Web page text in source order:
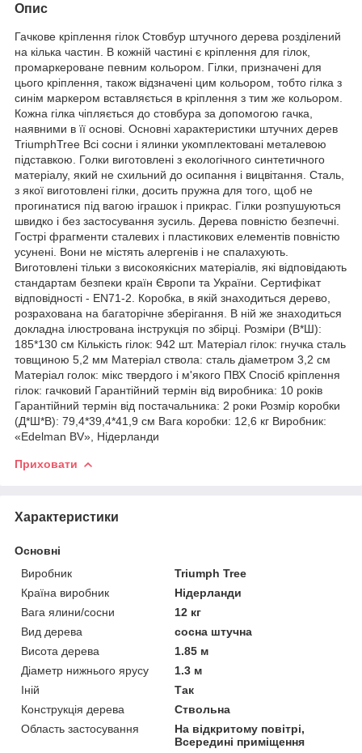
Опис
Гачкове кріплення гілок Стовбур штучного дерева розділений
на кілька частин. В кожній частині є кріплення для гілок,
промаркероване певним кольором. Гілки, призначені для
цього кріплення, також відзначені цим кольором, тобто гілка з
синім маркером вставляється в кріплення з тим же кольором.
Кожна гілка чіпляється до стовбура за допомогою гачка,
наявними в її основі. Основні характеристики штучних дерев
TriumphTree Всі сосни і ялинки укомплектовані металевою
підставкою. Голки виготовлені з екологічного синтетичного
матеріалу, який не схильний до осипання і вицвітання. Сталь,
з якої виготовлені гілки, досить пружна для того, щоб не
прогинатися під вагою іграшок і прикрас. Гілки розпушуються
швидко і без застосування зусиль. Дерева повністю безпечні.
Гострі фрагменти сталевих і пластикових елементів повністю
усунені. Вони не містять алергенів і не спалахують.
Виготовлені тільки з високоякісних матеріалів, які відповідають
стандартам безпеки країн Європи та України. Сертифікат
відповідності - EN71-2. Коробка, в якій знаходиться дерево,
розрахована на багаторічне зберігання. В ній же знаходиться
докладна ілюстрована інструкція по збірці. Розміри (В*Ш):
185*130 см Кількість гілок: 942 шт. Матеріал гілок: гнучка сталь
товщиною 5,2 мм Матеріал ствола: сталь діаметром 3,2 см
Матеріал голок: мікс твердого і м'якого ПВХ Спосіб кріплення
гілок: гачковий Гарантійний термін від виробника: 10 років
Гарантійний термін від постачальника: 2 роки Розмір коробки
(Д*Ш*В): 79,4*39,4*41,9 см Вага коробки: 12,6 кг Виробник:
«Edelman BV», Нідерланди
Приховати
Характеристики
Основні
Виробник
Triumph Tree
Країна виробник
Нідерланди
Вага ялини/сосни
12 кг
Вид дерева
сосна штучна
Висота дерева
1.85 м
Діаметр нижнього ярусу
1.3 м
Іній
Так
Конструкція дерева
Ствольна
Область застосування
На відкритому повітрі,
Всередині приміщення